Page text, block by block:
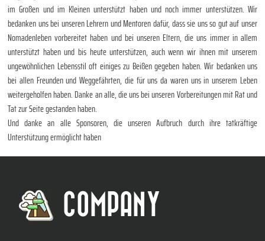
im Großen und im Kleinen unterstützt haben und noch immer unterstützen. Wir
bedanken uns bei unseren Lehrern und Mentoren dafür, dass sie uns so gut auf unser
Nomadenleben vorbereitet haben und bei unseren Eltern, die uns immer in allem
unterstützt haben und bis heute unterstützen, auch wenn wir ihnen mit unserem
ungewöhnlichen Lebensstil oft einiges zu Beißen gegeben haben. Wir bedanken uns
bei allen Freunden und Weggefährten, die für uns da waren uns in unserem Leben
weitergeholfen haben. Danke an alle, die uns bei unseren Vorbereitungen mit Rat und
Tat zur Seite gestanden haben.
Und danke an alle Sponsoren, die unseren Aufbruch durch ihre tatkräftige
Unterstützung ermöglicht haben
COMPANY